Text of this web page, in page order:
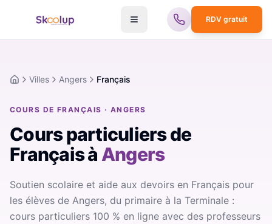
RDV gratuit
AccueilVilles Angers Français
COURS DE FRANÇAIS · ANGERS
Cours particuliers de
Françaisà Angers
Soutien scolaire et aide aux devoirs en Français pour
les élèves de Angers, du primaire à la Terminale :
cours particuliers 100 % en ligne avec des professeurs